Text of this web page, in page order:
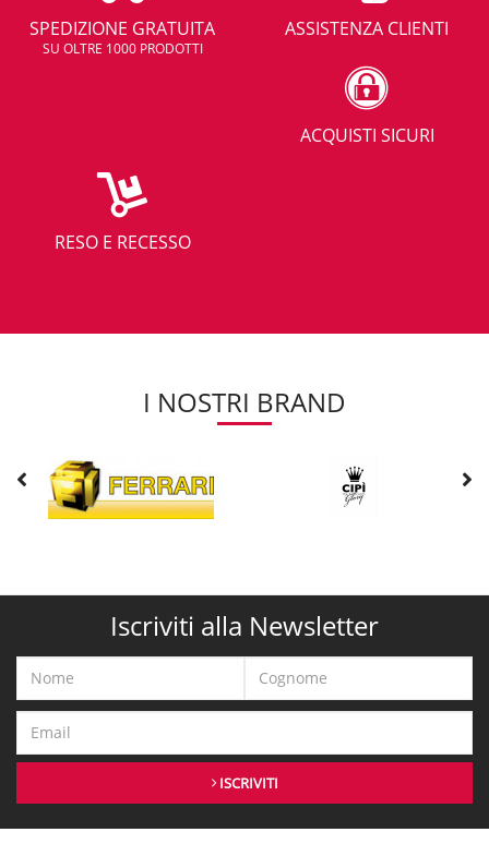
SPEDIZIONE GRATUITA
SU OLTRE 1000 PRODOTTI
ASSISTENZA CLIENTI
ACQUISTI SICURI
RESO E RECESSO
I NOSTRI BRAND
Iscriviti alla Newsletter
ISCRIVITI